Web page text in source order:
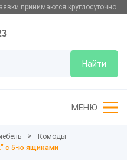
принимаются круглосуточно.
Найти
МЕНЮ
Комоды
с 5-ю ящиками